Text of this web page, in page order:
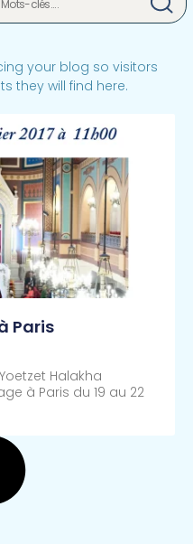
your blog so visitors
they will find here.
Paris
Halakha
à Paris du 19 au 22